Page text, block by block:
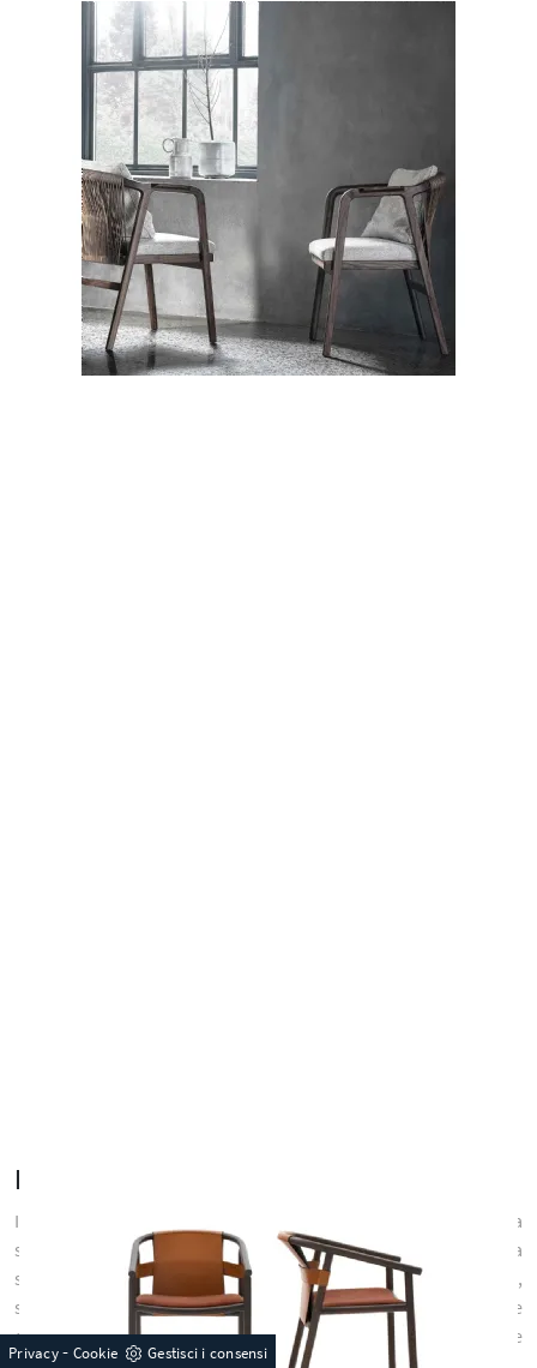
Negozio di Sedie
Il comfort di una sedia varia in base allo schienale e alla
struttura, che devono garantire un buon appoggio per la
schiena e la possibilità di sollevarsi dalla sedia con comodità,
seguendo le tue esigenze. Nella zona pranzo, anche se
organizzata nel soggiorno, le Sedie sono presenze
Privacy- Cookie Gestisci i consensi